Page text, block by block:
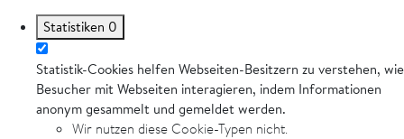
Statistiken 0
Statistik-Cookies helfen Webseiten-Besitzern zu verstehen, wie
Besucher mit Webseiten interagieren, indem Informationen
anonym gesammelt und gemeldet werden.
Wir nutzen diese Cookie-Typen nicht.